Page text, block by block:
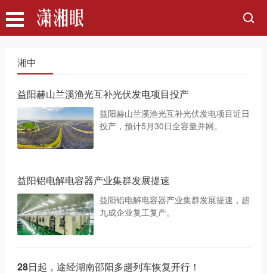
湘中
益阳赫山兰溪渔光互补光伏发电项目投产
益阳赫山兰溪渔光互补光伏发电项目近日
投产，预计5月30日全容量并网。
益阳铝电解电容器产业集群发展提速
益阳铝电解电容器产业集群发展提速，超
九成企业复工复产。
28日起，途经湖南邵阳多趟列车恢复开行！